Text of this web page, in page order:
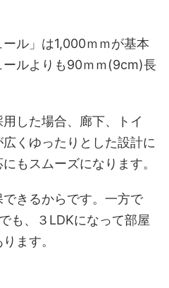
ル」は1,000ｍｍが基本
ールよりも90ｍｍ(9cm)長
した場合、廊下、トイ
くゆったりとした設計に
もスムーズになります。
きるからです。一方で
も、３LDKになって部屋
ます。